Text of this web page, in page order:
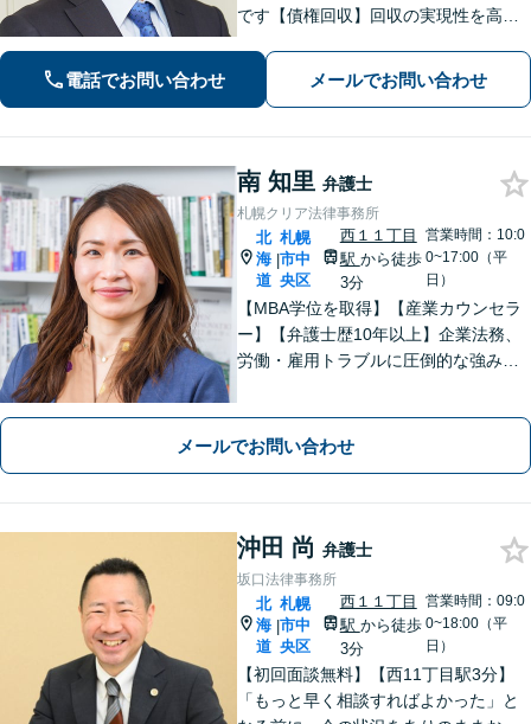
です【債権回収】回収の実現性を高め
けます【労働・雇用】労使双方の対応
経験を活かし、相談者さまのご要望に
電話でお問い合わせ メールでお問い合わせ
南 知里 弁護士
札幌クリア法律事務所
北
海
道
|
札幌
市中
央区
西１１丁目
駅 から徒歩
3分
営業時間：10:0
0~17:00（平
日）
【MBA学位を取得】【産業カウンセラ
ー】【弁護士歴10年以上】企業法務、
労働・雇用トラブルに圧倒的な強みあ
知見！講演セミナー多数、分かりやす
メールでお問い合わせ
沖田 尚 弁護士
坂口法律事務所
北
海
道
|
札幌
市中
央区
西１１丁目
駅 から徒歩
3分
営業時間：09:0
0~18:00（平
日）
【初回面談無料】【西11丁目駅3分】
「もっと早く相談すればよかった」と